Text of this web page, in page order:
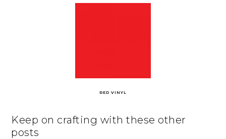
RED VINYL
Keep on crafting with these other
posts